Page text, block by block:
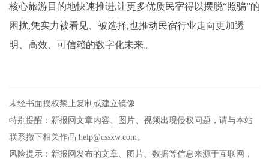
核心旅游目的地快速推进,让更多优质民宿得以摆脱“照骗”的
困扰,凭实力被看见、被选择,也推动民宿行业走向更加透
明、高效、可信赖的数字化未来。
未经书面授权禁止复制或建立镜像
特别提醒：新报网文章内容、图片、视频出现侵权问题，请与本站
联系撤下相关作品 help@cssxw.com。
风险提示：新报网发布的文章、图片、数据等信息来源于互联网，